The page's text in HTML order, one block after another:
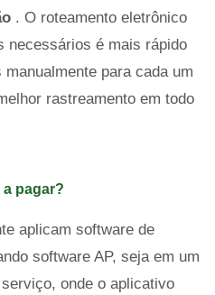
. O roteamento eletrônico
necessários é mais rápido
para cada um
rastreamento em todo
pagar?
aplicam software de
software AP, seja em um
onde o aplicativo